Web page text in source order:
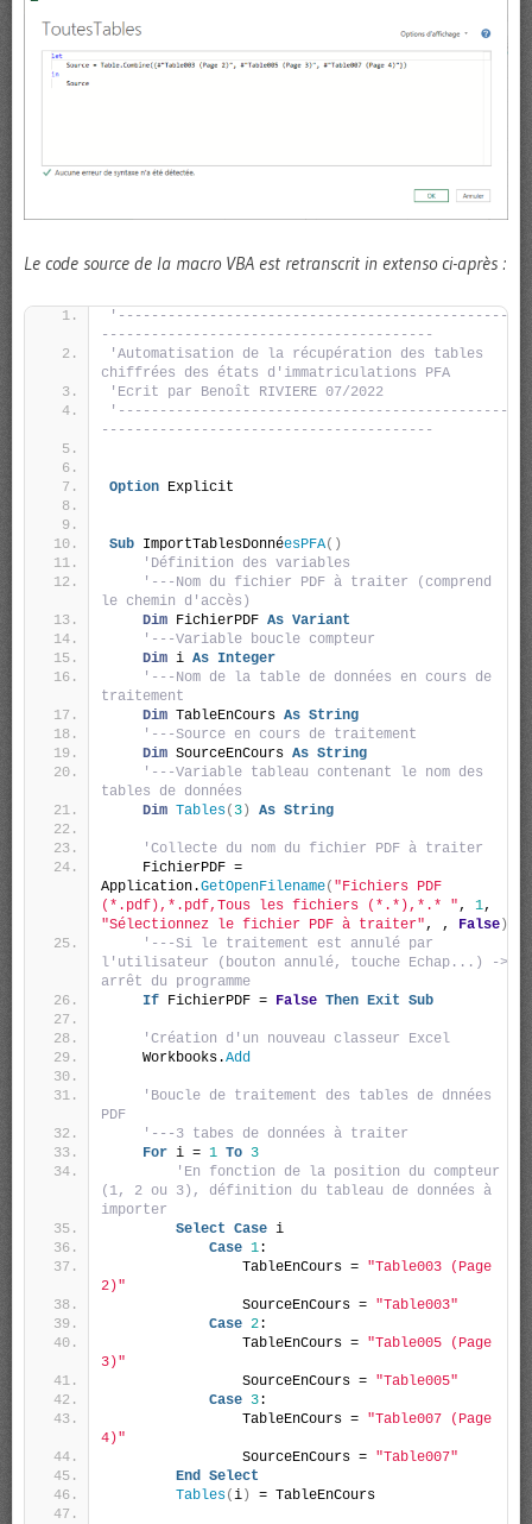
Le code source de la macro VBA est retranscrit in extenso ci-après :
'-----------------------------------------------
----------------------------------------
'Automatisation de la récupération des tables
chiffrées des états d'immatriculations PFA
'Ecrit par Benoît RIVIERE 07/2022
'-----------------------------------------------
----------------------------------------
Option Explicit
Sub ImportTablesDonnéesPFA()
'Définition des variables
'---Nom du fichier PDF à traiter (comprend
le chemin d'accès)
Dim FichierPDF As Variant
'---Variable boucle compteur
Dim i As Integer
'---Nom de la table de données en cours de
traitement
Dim TableEnCours As String
'---Source en cours de traitement
Dim SourceEnCours As String
'---Variable tableau contenant le nom des
tables de données
Dim Tables( 3 ) As String
'Collecte du nom du fichier PDF à traiter
    FichierPDF =
Application.GetOpenFilename( "Fichiers PDF
(*.pdf),*.pdf,Tous les fichiers (*.*),*.* ", 1
"Sélectionnez le fichier PDF à traiter", , False )
'---Si le traitement est annulé par
l'utilisateur (bouton annulé, touche Echap...) ->
arrêt du programme
If FichierPDF = False Then Exit Sub
'Création d'un nouveau classeur Excel
    Workbooks.
Add
'Boucle de traitement des tables de dnnées
PDF
'---3 tabes de données à traiter
For i = 1 To 3
'En fonction de la position du compteur
(1, 2 ou 3), définition du tableau de données à
importer
Select Case i
Case 1:
                TableEnCours =
"Table003 (Page
2)"
                SourceEnCours =
"Table003"
Case 2:
                TableEnCours =
"Table005 (Page
3)"
                SourceEnCours =
"Table005"
Case 3:
                TableEnCours =
"Table007 (Page
4)"
                SourceEnCours =
"Table007"
End Select
Tables(i ) = TableEnCours